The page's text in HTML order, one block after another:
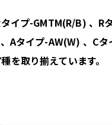
タイプ-GMTM(R/B) 、R
Aタイプ-AW(W) 、Cタ
を取り揃えています。